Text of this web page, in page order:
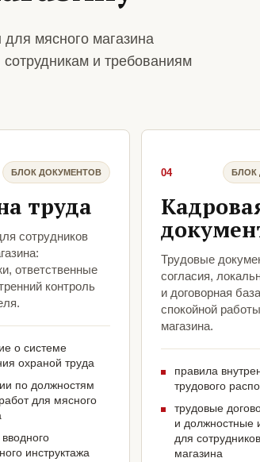
мясного магазина
и требованиям
БЛОК ДОКУМЕНТОВ
труда
сотрудников
ответственные
контроль
о системе
охраной труда
по должностям
для мясного
инструктажа
04 БЛОК
Трудовые
согласия,
и договорная
спокойной
магазина.
правила
трудового
трудовые
и должностные
для
магазина